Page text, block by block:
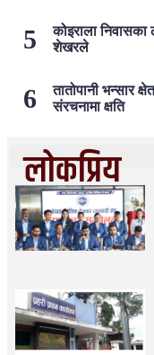
कोइराला
शेखरले
तातोपानी भन्सार
संरचनामा क्षति
लोकप्रिय